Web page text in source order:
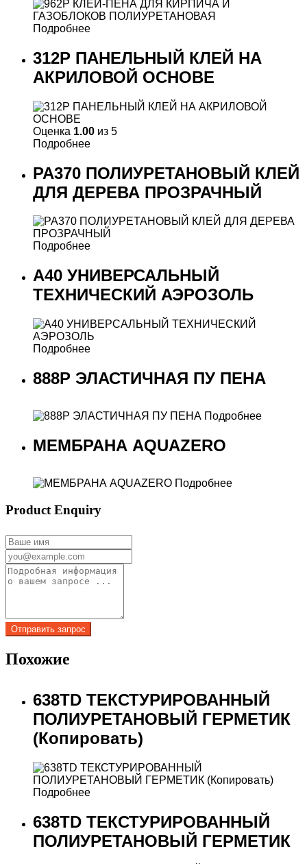
Подробнее
312P ПАНЕЛЬНЫЙ КЛЕЙ НА
АКРИЛОВОЙ ОСНОВЕ
Оценка 1.00 из 5
Подробнее
PA370 ПОЛИУРЕТАНОВЫЙ КЛЕЙ
ДЛЯ ДЕРЕВА ПРОЗРАЧНЫЙ
Подробнее
A40 УНИВЕРСАЛЬНЫЙ
ТЕХНИЧЕСКИЙ АЭРОЗОЛЬ
Подробнее
888P ЭЛАСТИЧНАЯ ПУ ПЕНА
Подробнее
МЕМБРАНА AQUAZERO
Подробнее
Product Enquiry
Похожие
638TD ТЕКСТУРИРОВАННЫЙ
ПОЛИУРЕТАНОВЫЙ ГЕРМЕТИК
(Копировать)
Подробнее
638TD ТЕКСТУРИРОВАННЫЙ
ПОЛИУРЕТАНОВЫЙ ГЕРМЕТИК